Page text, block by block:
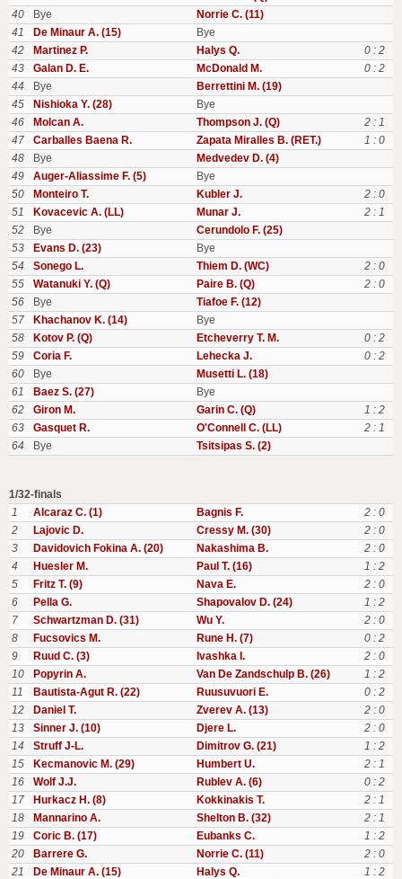
40
Bye
Norrie C. (11)
41
De Minaur A. (15)
Bye
42
Martinez P. Halys Q.
0 : 2
43
Galan D. E. McDonald M.
0 : 2
44
Bye
Berrettini M. (19)
45
Nishioka Y. (28)
Bye
46
Molcan A. Thompson J. (Q)
2 : 1
47
Carballes Baena R. Zapata Miralles B. (RET.)
1 : 0
48
Bye
Medvedev D. (4)
49
Auger-Aliassime F. (5)
Bye
50
Monteiro T. Kubler J.
2 : 0
51
Kovacevic A. (LL) Munar J.
2 : 1
52
Bye
Cerundolo F. (25)
53
Evans D. (23)
Bye
54
Sonego L. Thiem D. (WC)
2 : 0
55
Watanuki Y. (Q) Paire B. (Q)
2 : 0
56
Bye
Tiafoe F. (12)
57
Khachanov K. (14)
Bye
58
Kotov P. (Q) Etcheverry T. M.
0 : 2
59
Coria F. Lehecka J.
0 : 2
60
Bye
Musetti L. (18)
61
Baez S. (27)
Bye
62
Giron M. Garin C. (Q)
1 : 2
63
Gasquet R. O'Connell C. (LL)
2 : 1
64
Bye Tsitsipas S. (2)
1/32-finals
1
Alcaraz C. (1) Bagnis F.
2 : 0
2
Lajovic D. Cressy M. (30)
2 : 0
3
Davidovich Fokina A. (20) Nakashima B.
2 : 0
4
Huesler M. Paul T. (16)
1 : 2
5
Fritz T. (9) Nava E.
2 : 0
6
Pella G. Shapovalov D. (24)
1 : 2
7
Schwartzman D. (31) Wu Y.
2 : 0
8
Fucsovics M. Rune H. (7)
0 : 2
9
Ruud C. (3) Ivashka I.
2 : 0
10
Popyrin A. Van De Zandschulp B. (26)
1 : 2
11
Bautista-Agut R. (22) Ruusuvuori E.
0 : 2
12
Daniel T. Zverev A. (13)
2 : 0
13
Sinner J. (10) Djere L.
2 : 0
14
Struff J-L. Dimitrov G. (21)
1 : 2
15
Kecmanovic M. (29) Humbert U.
2 : 1
16
Wolf J.J. Rublev A. (6)
0 : 2
17
Hurkacz H. (8) Kokkinakis T.
2 : 1
18
Mannarino A. Shelton B. (32)
2 : 1
19
Coric B. (17) Eubanks C.
1 : 2
20
Barrere G. Norrie C. (11)
2 : 0
21
De Minaur A. (15) Halys Q.
1 : 2